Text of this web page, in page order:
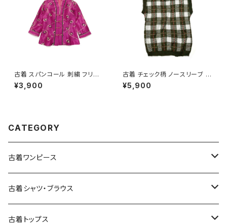
古着 スパンコール 刺繍 フリル
前開き 総柄 長袖 ブラウス ピン
ク (ttu2501145)
¥3,900
古着 チェック柄 ノースリーブ ベ
スト 緑 (ttu2501125)
¥5,900
CATEGORY
古着ワンピース
古着長袖ワンピース
古着半袖ワンピース
古着シャツ・ブラウス
古着長袖シャツ・ブラウス
古着トップス